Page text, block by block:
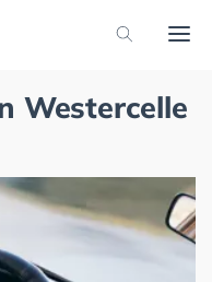
Westercelle